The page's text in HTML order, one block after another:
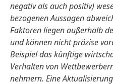
negativ als auch positiv)
bezogenen Aussagen
Faktoren liegen außerhalb
und können nicht präzise
Beispiel das künftige
Verhalten von
nehmern. Eine